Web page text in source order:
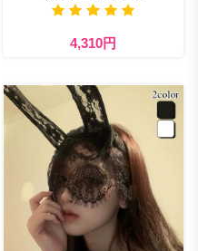
4,310円